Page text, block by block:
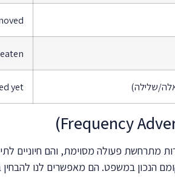
שלילה) yet
מתרחשת פעולה מסוימת, והם חיוניים
הנכון במשפט. הם מאפשרים לנו